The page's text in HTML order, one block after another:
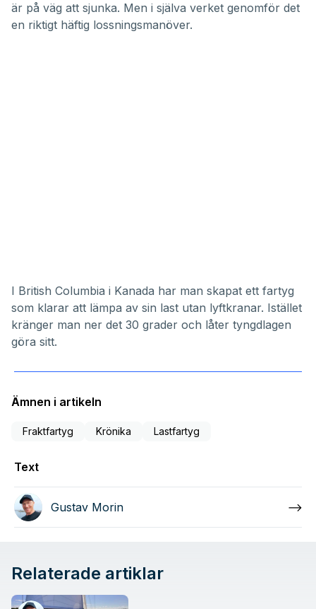
är på väg att sjunka. Men i själva verket genomför det
en riktigt häftig lossningsmanöver.
I British Columbia i Kanada har man skapat ett fartyg
som klarar att lämpa av sin last utan lyftkranar. Istället
kränger man ner det 30 grader och låter tyngdlagen
göra sitt.
Ämnen i artikeln
Fraktfartyg Krönika Lastfartyg
Text
Gustav Morin
Relaterade artiklar